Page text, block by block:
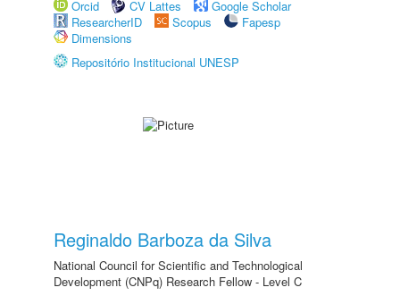
Orcid
CV Lattes
Google Scholar
ResearcherID
Scopus
Fapesp
Dimensions
Repositório Institucional UNESP
Reginaldo Barboza da Silva
National Council for Scientific and Technological
Development (CNPq) Research Fellow - Level C